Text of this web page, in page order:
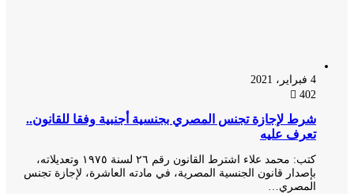
شرط لإجازة تجنس المصري بجنسية أجنبية وفقا للقانون..
تعرف عليه
كتب: محمد علاء اشترط القانون رقم ٢٦ لسنة ١٩٧٥ وتعديلاته،
بإصدار قانون الجنسية المصرية، في مادته العاشرة، لإجازة تجنس
المصري…